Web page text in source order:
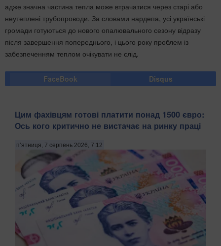
адже значна частина тепла може втрачатися через старі або
неутеплені трубопроводи. За словами нардепа, усі українські
громади готуються до нового опалювального сезону відразу
після завершення попереднього, і цього року проблем із
забезпеченням теплом очікувати не слід.
FaceBook Disqus
Цим фахівцям готові платити понад 1500 євро:
Ось кого критично не вистачає на ринку праці
п’ятниця, 7 серпень 2026, 7:12